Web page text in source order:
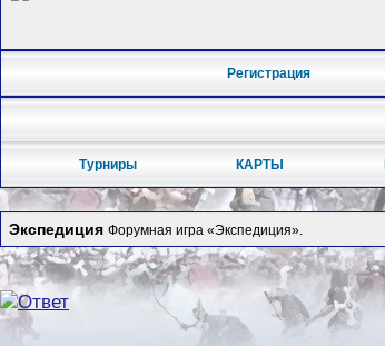
Регистрация
Турниры КАРТЫ
Экспедиция Форумная игра «Экспедиция».